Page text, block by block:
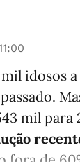
idosos
mil